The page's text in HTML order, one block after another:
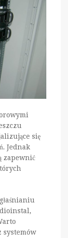
się
Jednak
zapewnić
systemów